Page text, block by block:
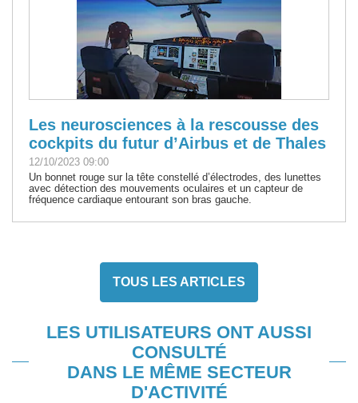
Les neurosciences à la rescousse des
cockpits du futur d’Airbus et de Thales
12/10/2023 09:00
Un bonnet rouge sur la tête constellé d’électrodes, des lunettes
avec détection des mouvements oculaires et un capteur de
fréquence cardiaque entourant son bras gauche.
TOUS LES ARTICLES
LES UTILISATEURS ONT AUSSI
CONSULTÉ
DANS LE MÊME SECTEUR
D'ACTIVITÉ